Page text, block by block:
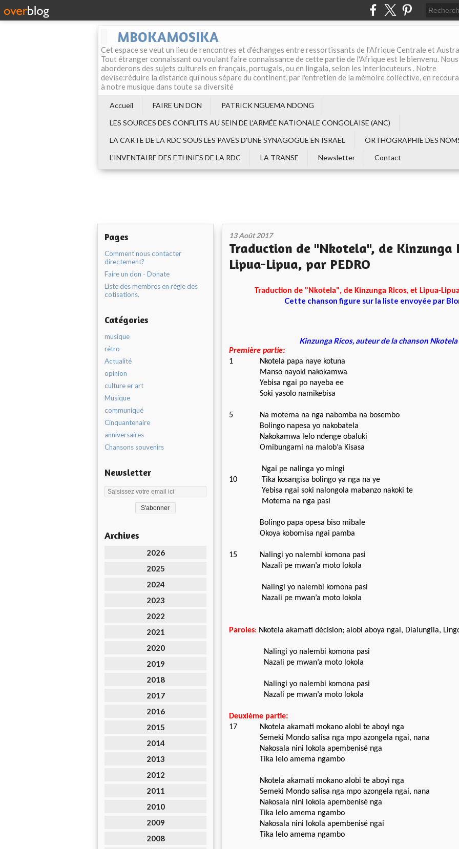
MBOKAMOSIKA
Cet espace se veut un lieu de rencontres et d'échanges entre ressortissants de l'Afrique Centrale et
Tout étranger connaissant ou voulant faire connaissance de cette partie de l'Afrique est le bienvenu.
aborderons des sujets culturels en français, portugais, ou en lingala, selon les interlocuteurs . Notre
devise:réduire la distance qui nous sépare du continent, par l'entretien de la mémoire collective, en
à notre musique dans toute sa diversité
Accueil FAIRE UN DON
PATRICK NGUEMA NDONG
LES SOURCES DES CONFLITS AU SEIN DE L‘ARMÉE NATIONALE CONGOLAISE (ANC)
LA CARTE DE LA RDC SOUS LES PAVÉS D'UNE SYNAGOGUE EN ISRAËL
ORTHOGRAPHIE DES
L'INVENTAIRE DES ETHNIES DE LA RDC
LA TRANSE Newsletter Contact
Pages
Comment nous contacter
directement?
Faire un don - Donate
Liste des membres en règle des
cotisations.
Catégories
musique
rétro
Actualité
opinion
culture er art
Musique
communiqué
Cinquantenaire
anniversaires
Chansons souvenirs
Newsletter
Archives
2026
2025
2024
2023
2022
2021
2020
2019
2018
2017
2016
2015
2014
2013
2012
2011
2010
2009
2008
13 Août 2017
Traduction de "Nkotela", de Kinzunga
Lipua-Lipua, par PEDRO
Traduction de "Nkotela", de Kinzunga Ricos, et Lipua-
Cette chanson figure sur la liste envoyée par
Kinzunga Ricos, auteur de la chanson Nkotela
Première partie:
1
Nkotela papa naye kotuna
Manso nayoki nakokamwa
Yebisa ngai po nayeba ee
Soki yasolo namikebisa
5
Na motema na nga nabomba na bosembo
Bolingo napesa yo nakobatela
Nakokamwa lelo ndenge obaluki
Omibungami na malob’a Kisasa
Ngai pe nalinga yo mingi
10
Tika kosangisa bolingo ya nga na ye
Yebisa ngai soki nalongola mabanzo nakoki te
Motema na nga pasi
Bolingo papa opesa biso mibale
Okoya kobomisa ngai pamba
15
Nalingi yo nalembi komona pasi
Nazali pe mwan’a moto lokola
Nalingi yo nalembi komona pasi
Nazali pe mwan’a moto lokola
Paroles: Nkotela akamati décision; alobi aboya ngai, Dialungila,
Nalingi yo nalembi komona pasi
Nazali pe mwan’a moto lokola
Nalingi yo nalembi komona pasi
Nazali pe mwan’a moto lokola
Deuxième partie:
17
Nkotela akamati mokano alobi te aboyi nga
Semeki Mondo salisa nga mpo azongela ngai, nana
Nakosala nini lokola apembenisé nga
Tika lelo amema ngambo
Nkotela akamati mokano alobi te aboyi nga
Semeki Mondo salisa nga mpo azongela ngai, nana
Nakosala nini lokola apembenisé nga
Tika lelo amema ngambo
Nakosala nini lokola apembenisé ngai
Tika lelo amema ngambo